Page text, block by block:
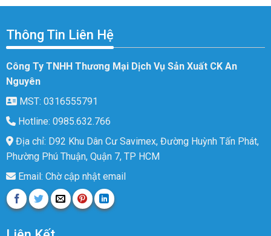
Thông Tin Liên Hệ
Công Ty TNHH Thương Mại Dịch Vụ Sản Xuất CK An
Nguyên
MST: 0316555791
Hotline: 0985.632.766
Địa chỉ: D92 Khu Dân Cư Savimex, Đường Huỳnh Tấn Phát,
Phường Phú Thuận, Quận 7, TP HCM
Email: Chờ cập nhật email